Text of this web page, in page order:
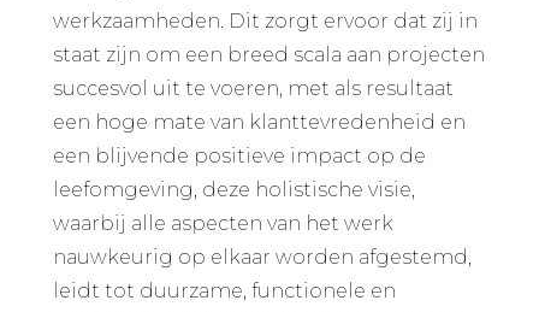
werkzaamheden. Dit zorgt ervoor dat zij in
staat zijn om een breed scala aan projecten
succesvol uit te voeren, met als resultaat
een hoge mate van klanttevredenheid en
een blijvende positieve impact op de
leefomgeving, deze holistische visie,
waarbij alle aspecten van het werk
nauwkeurig op elkaar worden afgestemd,
leidt tot duurzame, functionele en